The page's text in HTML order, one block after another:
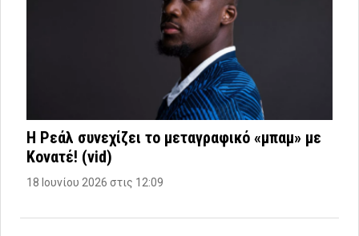
Η Ρεάλ συνεχίζει το μεταγραφικό «μπαμ» με
Κονατέ! (vid)
18 Ιουνίου 2026 στις 12:09